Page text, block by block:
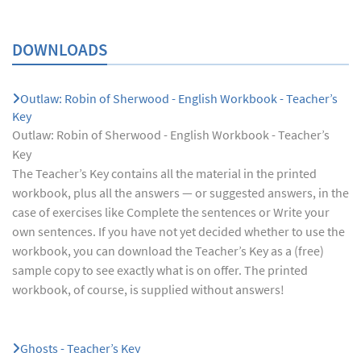
DOWNLOADS
Outlaw: Robin of Sherwood - English Workbook - Teacher’s
Key
Outlaw: Robin of Sherwood - English Workbook - Teacher’s
Key
The Teacher’s Key contains all the material in the printed
workbook, plus all the answers — or suggested answers, in the
case of exercises like Complete the sentences or Write your
own sentences. If you have not yet decided whether to use the
workbook, you can download the Teacher’s Key as a (free)
sample copy to see exactly what is on offer. The printed
workbook, of course, is supplied without answers!
Ghosts - Teacher’s Key